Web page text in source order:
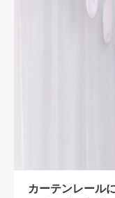
カーテンレール